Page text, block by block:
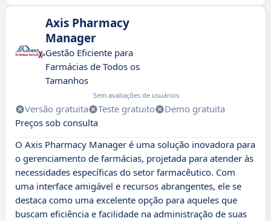
Axis Pharmacy
Manager
Gestão Eficiente para
Farmácias de Todos os
Tamanhos
Sem avaliações de usuários
Versão gratuita Teste gratuito
Demo gratuita
Preços sob consulta
O Axis Pharmacy Manager é uma solução inovadora para
o gerenciamento de farmácias, projetada para atender às
necessidades específicas do setor farmacêutico. Com
uma interface amigável e recursos abrangentes, ele se
destaca como uma excelente opção para aqueles que
buscam eficiência e facilidade na administração de suas